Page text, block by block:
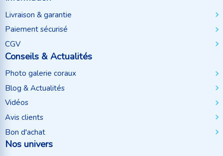
Livraison & garantie
Paiement sécurisé
CGV
Conseils & Actualités
Photo galerie coraux
Blog & Actualités
Vidéos
Avis clients
Bon d'achat
Nos univers